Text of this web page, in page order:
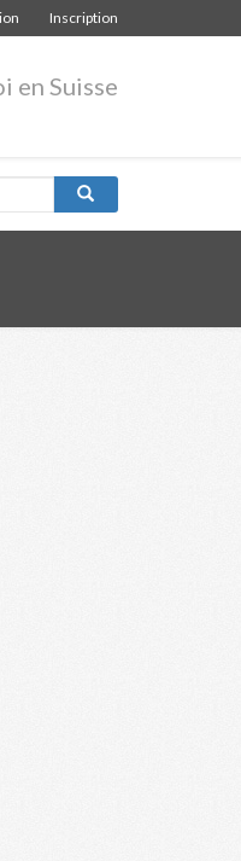
Inscription
en Suisse